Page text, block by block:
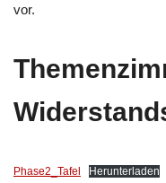
vor.
Phase2_Tafel Herunterladen